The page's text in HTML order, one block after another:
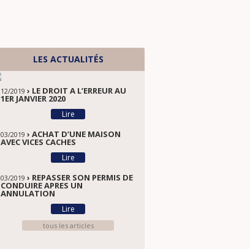
LES ACTUALITÉS
12/2019 › LE DROIT A L’ERREUR AU
1ER JANVIER 2020
Lire
03/2019 › ACHAT D’UNE MAISON
AVEC VICES CACHES
Lire
03/2019 › REPASSER SON PERMIS DE
CONDUIRE APRES UN
ANNULATION
Lire
tous les articles